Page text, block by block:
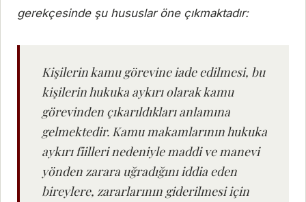
gerekçesinde şu hususlar öne çıkmaktadır:
Kişilerin kamu görevine iade edilmesi, bu
kişilerin hukuka aykırı olarak kamu
görevinden çıkarıldıkları anlamına
gelmektedir. Kamu makamlarının hukuka
aykırı fiilleri nedeniyle maddi ve manevi
yönden zarara uğradığını iddia eden
bireylere, zararlarının giderilmesi için